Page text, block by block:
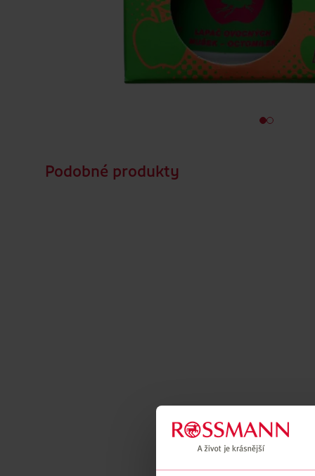
Podobné produkty